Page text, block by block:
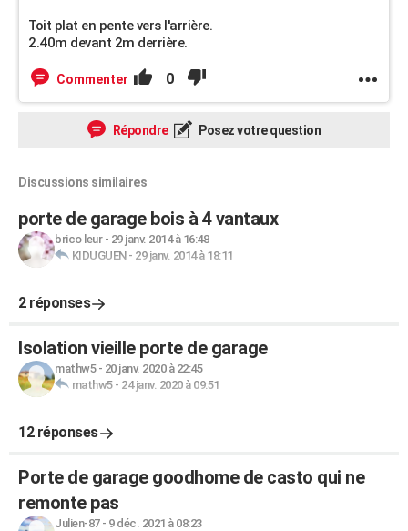
Toit plat en pente vers l'arrière.
2.40m devant 2m derrière.
Commenter 0
Répondre Posez votre question
Discussions similaires
porte de garage bois à 4 vantaux
brico leur- 29 janv. 2014 à 16:48
KIDUGUEN- 29 janv. 2014 à 18:11
2 réponses
Isolation vieille porte de garage
mathw5- 20 janv. 2020 à 22:45
mathw5- 24 janv. 2020 à 09:51
12 réponses
Porte de garage goodhome de casto qui ne
remonte pas
Julien-87- 9 déc. 2021 à 08:23